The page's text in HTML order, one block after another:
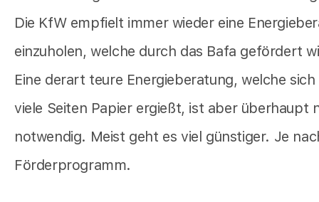
Die KfW empfielt immer wieder eine
einzuholen, welche durch das Bafa gefördert
Eine derart teure Energieberatung, welche
viele Seiten Papier ergießt, ist aber überhaupt
notwendig. Meist geht es viel günstiger. Je
Förderprogramm.